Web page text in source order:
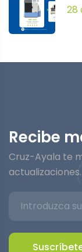
28
Recibe
Cruz-Ayala te
actualizaciones.